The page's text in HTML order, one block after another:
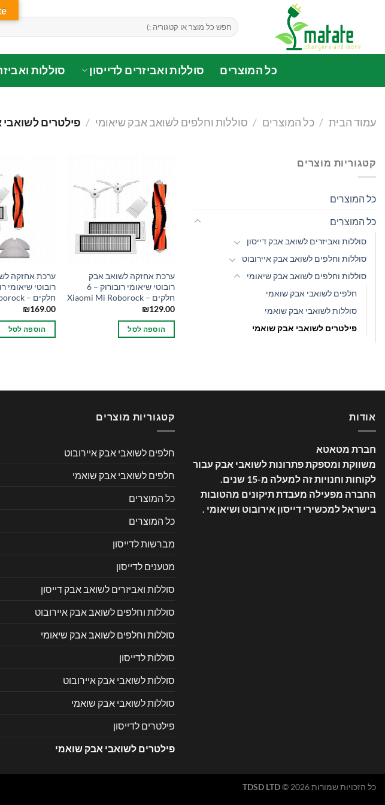
חיפוש
עבור:
כל המוצרים סוללות ואביזרים לדייסון סוללות
עמוד הבית / כל המוצרים / סוללות וחלפים לשואב אבק שיאומי / פילטרים
קטגוריות מוצרים
כל המוצרים
כל המוצרים
סוללות ואביזרים לשואב אבק דייסון
סוללות וחלפים לשואב אבק איירובוט
סוללות וחלפים לשואב אבק שיאומי
חלפים לשואבי אבק שואמי
סוללות לשואבי אבק שואמי
פילטרים לשואבי אבק שואמי
ערכת אחזקה לשואב אבק
רובוטי שיאומי רובורוק – 6
חלקים – Xiaomi Mi Roborock
₪129.00
הוספה לסל
ערכת אחזקה
חלקים – Xiaomi Mi Roborock
₪169.00
הוספה לסל
אודות
חברת מטאטא
משווקת ומספקת פתרונות לשואבי אבק עבור
לקוחות וחנויות זה למעלה מ-15 שנים
.
החברה מפעילה מעבדת תיקונים מהטובות
בישראל למכשירי דייסון אירובוט ושיאומי .
קטגוריות מוצרים
חלפים לשואבי אבק איירובוט
חלפים לשואבי אבק שואמי
כל המוצרים
כל המוצרים
מברשות לדייסון
מטענים לדייסון
סוללות ואביזרים לשואב אבק דייסון
סוללות וחלפים לשואב אבק איירובוט
סוללות וחלפים לשואב אבק שיאומי
סוללות לדייסון
סוללות לשואבי אבק איירובוט
סוללות לשואבי אבק שואמי
פילטרים לדייסון
פילטרים לשואבי אבק שואמי
כל הזכויות שמורות 2026 © TDSD LTD
»